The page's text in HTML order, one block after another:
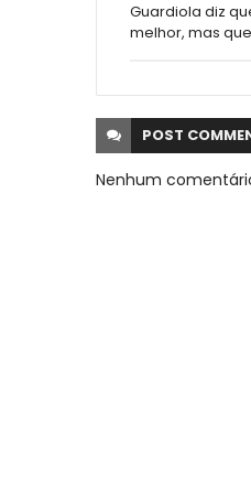
Guardiola diz
melhor, mas
POST
Nenhum